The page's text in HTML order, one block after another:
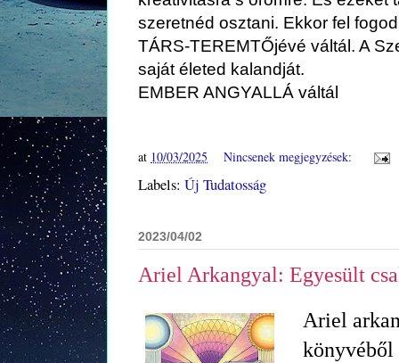
szeretnéd osztani. Ekkor fel
TÁRS-TEREMTŐjévé váltál. A
saját életed kalandját.
EMBER ANGYALLÁ váltál
at 10/03/2025 Nincsenek megjegyzések:
Labels: Új Tudatosság
2023/04/02
Ariel Arkangyal: Egyesült
Ariel
könyvéből